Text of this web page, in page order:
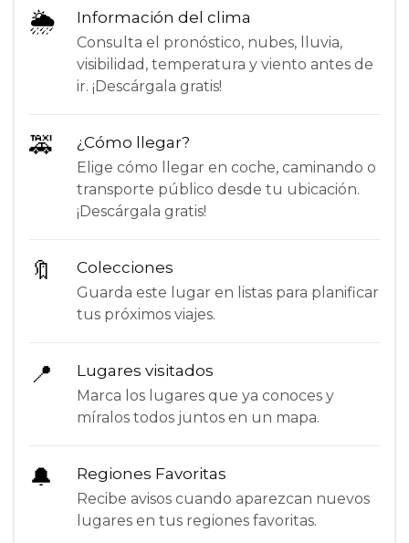
🌦 Información del clima
Consulta el pronóstico, nubes, lluvia,
visibilidad, temperatura y viento antes de
ir. ¡Descárgala gratis!
🚕 ¿Cómo llegar?
Elige cómo llegar en coche, caminando o
transporte público desde tu ubicación.
¡Descárgala gratis!
🔖 Colecciones
Guarda este lugar en listas para planificar
tus próximos viajes.
📍 Lugares visitados
Marca los lugares que ya conoces y
míralos todos juntos en un mapa.
🔔 Regiones Favoritas
Recibe avisos cuando aparezcan nuevos
lugares en tus regiones favoritas.